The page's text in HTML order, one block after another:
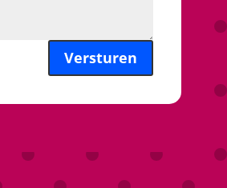
Versturen